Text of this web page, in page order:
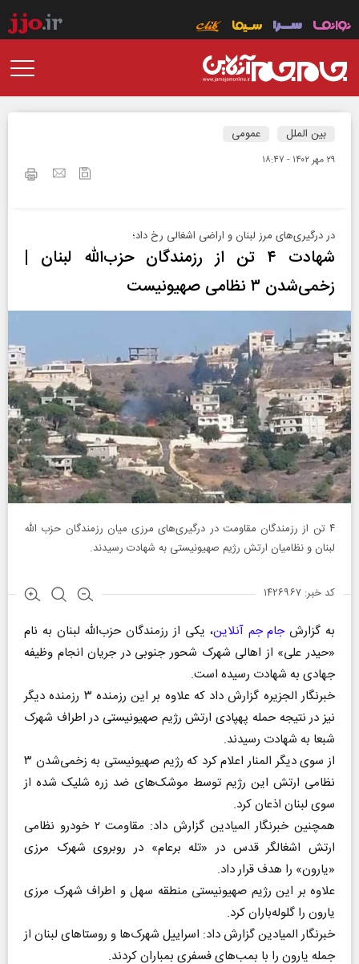
بین الملل عمومی
۲۹ مهر ۱۴۰۲ - ۱۸:۴۷
در درگیری‌های مرز لبنان و اراضی اشغالی رخ داد؛
شهادت ۴ تن از رزمندگان حزب‌الله لبنان |
زخمی‌شدن ۳ نظامی صهیونیست
۴ تن از رزمندگان مقاومت در درگیری‌های مرزی میان رزمندگان حزب‌ الله
لبنان و نظامیان ارتش رژیم صهیونیستی به شهادت رسیدند.
کد خبر: ۱۴۲۶۹۶۷
به گزارشجام جم آنلاین، یکی از رزمندگان حزب‌الله لبنان به نام
«حیدر علی» از اهالی شهرک شحور جنوبی در جریان انجام وظیفه
جهادی به شهادت رسیده است.
خبرنگار الجزیره گزارش داد که علاوه بر این رزمنده ۳ رزمنده دیگر
نیز در نتیجه حمله پهپادی ارتش رژیم صهیونیستی در اطراف شهرک
شبعا به شهادت رسیدند.
از سوی دیگر المنار اعلام کرد که رژیم صهیونیستی به زخمی‌شدن ۳
نظامی ارتش این رژیم توسط موشک‌های ضد زره شلیک شده از
سوی لبنان اذعان کرد.
همچنین خبرنگار المیادین گزارش داد: مقاومت ۲ خودرو نظامی
ارتش اشغالگر قدس در «تله برعام» در روبروی شهرک مرزی
«یارون» را هدف قرار داد.
علاوه بر این رژیم صهیونیستی منطقه سهل و اطراف شهرک مرزی
یارون را گلوله‌باران کرد.
خبرنگار المیادین گزارش داد: اسراییل شهرک‌ها و روستاهای لبنان از
جمله یارون را با بمب‌های فسفری بمباران کردند.